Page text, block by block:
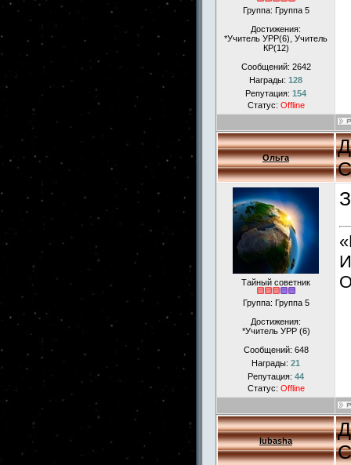
Группа: Группа 5
Достижения:
*Учитель УРР(6), Учитель
КР(12)
Сообщений: 2642
Награды: 128
Репутация: 154
Статус: Offline
Ольга
Тайный советник
Группа: Группа 5
Достижения:
*Учитель УРР (6)
Сообщений: 648
Награды: 21
Репутация: 44
Статус: Offline
lubasha